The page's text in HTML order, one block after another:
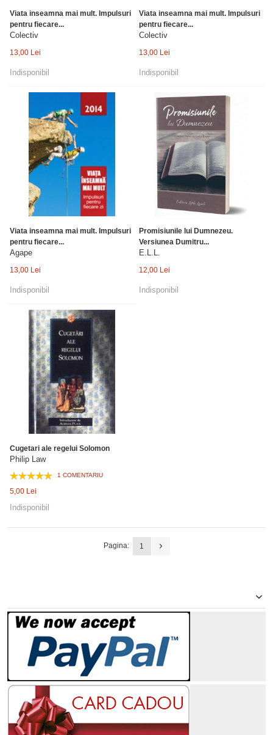
Viata inseamna mai mult. Impulsuri
pentru fiecare...
Colectiv
13,00 Lei
Indisponibil
Viata inseamna mai mult. Impulsuri
pentru fiecare...
Colectiv
13,00 Lei
Indisponibil
Viata inseamna mai mult. Impulsuri
pentru fiecare...
Agape
13,00 Lei
Indisponibil
Promisiunile lui Dumnezeu.
Versiunea Dumitru...
E.L.L.
12,00 Lei
Indisponibil
Cugetari ale regelui Solomon
Philip Law
1 COMENTARIU
5,00 Lei
Indisponibil
Pagina: 1